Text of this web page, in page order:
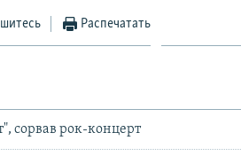
Распечатать
сорвав рок-концерт